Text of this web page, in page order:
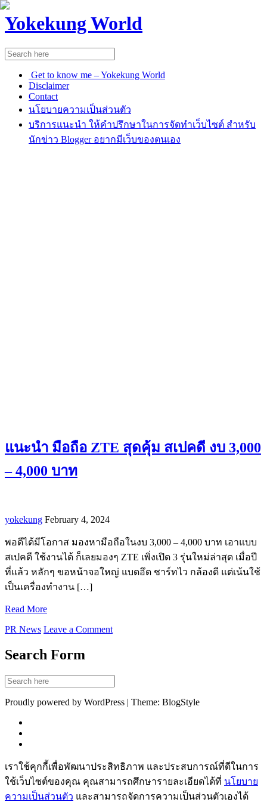
Yokekung World
Get to know me – Yokekung World
Disclaimer
Contact
นโยบายความเป็นส่วนตัว
บริการแนะนำ ให้คำปรึกษาในการจัดทำเว็บไซต์ สำหรับ
นักข่าว Blogger อยากมีเว็บของตนเอง
แนะนำ มือถือ ZTE สุดคุ้ม สเปคดี งบ 3,000
– 4,000 บาท
yokekung February 4, 2024
พอดีได้มีโอกาส มองหามือถือในงบ 3,000 – 4,000 บาท เอาแบบ
สเปคดี ใช้งานได้ ก็เลยมองๆ ZTE เพิ่งเปิด 3 รุ่นใหม่ล่าสุด เมื่อปี
ที่แล้ว หลักๆ ขอหน้าจอใหญ่ แบดอึด ชาร์ทไว กล้องดี แต่เน้นใช้
เป็นเครื่องทำงาน […]
Read More
PR News Leave a Comment
Search Form
Proudly powered by WordPress | Theme: BlogStyle
เราใช้คุกกี้เพื่อพัฒนาประสิทธิภาพ และประสบการณ์ที่ดีในการ
ใช้เว็บไซต์ของคุณ คุณสามารถศึกษารายละเอียดได้ที่ นโยบาย
ความเป็นส่วนตัว และสามารถจัดการความเป็นส่วนตัวเองได้